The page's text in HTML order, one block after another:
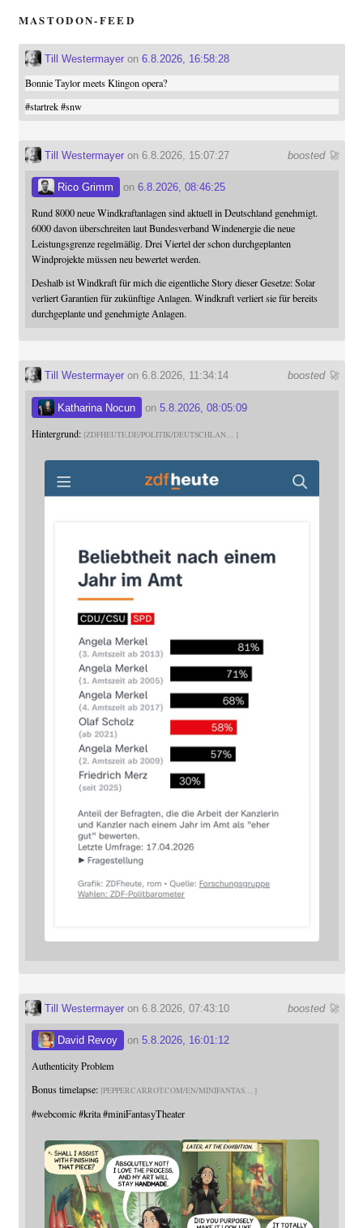
MASTODON-FEED
Till Westermayeron 6.8.2026, 16:58:28
Bonnie Taylor meets Klingon opera?
#startrek #snw
boosted 🚀
Till Westermayeron 6.8.2026, 15:07:27
Rico Grimm on 6.8.2026, 08:46:25
Rund 8000 neue Windkraftanlagen sind aktuell in Deutschland genehmigt.
6000 davon überschreiten laut Bundesverband Windenergie die neue
Leistungsgrenze regelmäßig. Drei Viertel der schon durchgeplanten
Windprojekte müssen neu bewertet werden.
Deshalb ist Windkraft für mich die eigentliche Story dieser Gesetze: Solar
verliert Garantien für zukünftige Anlagen. Windkraft verliert sie für bereits
durchgeplante und genehmigte Anlagen.
boosted 🚀
Till Westermayeron 6.8.2026, 11:34:14
Katharina Nocun on 5.8.2026, 08:05:09
Hintergrund: ZDFHEUTE.DE/POLITIK/DEUTSCHLAN
boosted 🚀
Till Westermayeron 6.8.2026, 07:43:10
David Revoy on 5.8.2026, 16:01:12
Authenticity Problem
Bonus timelapse: PEPPERCARROT.COM/EN/MINIFANTAS
#webcomic #krita #miniFantasyTheater